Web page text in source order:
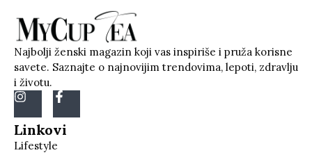
Najbolji ženski magazin koji vas inspiriše i pruža korisne
savete. Saznajte o najnovijim trendovima, lepoti, zdravlju
i životu.
Linkovi
Lifestyle